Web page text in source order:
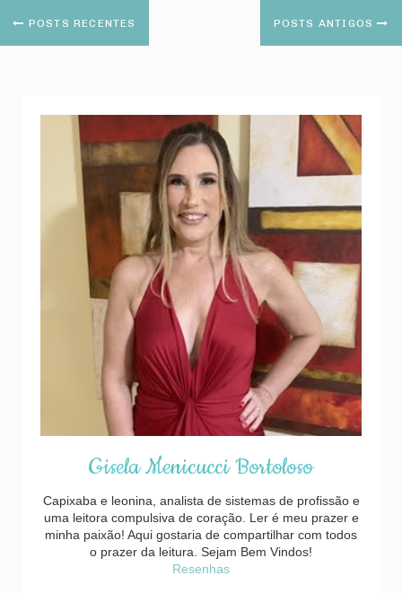
POSTS RECENTES POSTS ANTIGOS
Gisela Menicucci Bortoloso
Capixaba e leonina, analista de sistemas de profissão e
uma leitora compulsiva de coração. Ler é meu prazer e
minha paixão! Aqui gostaria de compartilhar com todos
o prazer da leitura. Sejam Bem Vindos!
Resenhas